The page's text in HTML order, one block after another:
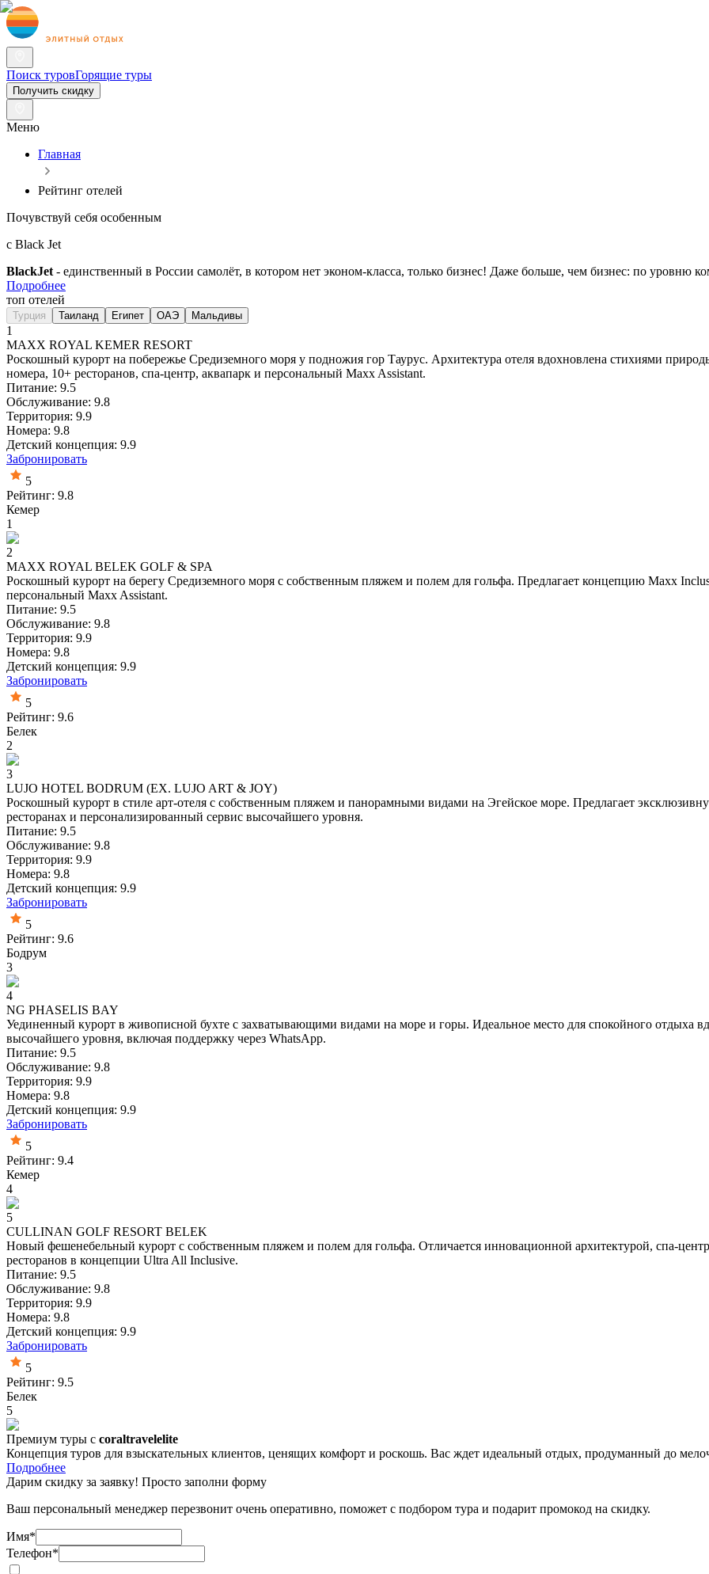
Поиск туровГорящие туры
Получить скидку
Меню
Главная
Рейтинг отелей
Почувствуй себя особенным
с Black Jet
BlackJet - единственный в России самолёт, в котором нет эконом-класса, только бизнес! Даже больше, чем бизнес: по уровню
Подробнее
топ отелей
Турция Таиланд Египет ОАЭ Мальдивы
1
MAXX ROYAL KEMER RESORT
Роскошный курорт на побережье Средиземного моря у подножия гор Таурус. Архитектура отеля вдохновлена стихиями
номера, 10+ ресторанов, спа-центр, аквапарк и персональный Maxx Assistant.
Питание: 9.5
Обслуживание: 9.8
Территория: 9.9
Номера: 9.8
Детский концепция: 9.9
Забронировать
5
Рейтинг: 9.8
Кемер
1
2
MAXX ROYAL BELEK GOLF & SPA
Роскошный курорт на берегу Средиземного моря с собственным пляжем и полем для гольфа. Предлагает концепцию Maxx
персональный Maxx Assistant.
Питание: 9.5
Обслуживание: 9.8
Территория: 9.9
Номера: 9.8
Детский концепция: 9.9
Забронировать
5
Рейтинг: 9.6
Белек
2
3
LUJO HOTEL BODRUM (EX. LUJO ART & JOY)
Роскошный курорт в стиле арт-отеля с собственным пляжем и панорамными видами на Эгейское море. Предлагает
ресторанах и персонализированный сервис высочайшего уровня.
Питание: 9.5
Обслуживание: 9.8
Территория: 9.9
Номера: 9.8
Детский концепция: 9.9
Забронировать
5
Рейтинг: 9.6
Бодрум
3
4
NG PHASELIS BAY
Уединенный курорт в живописной бухте с захватывающими видами на море и горы. Идеальное место для спокойного отдыха
высочайшего уровня, включая поддержку через WhatsApp.
Питание: 9.5
Обслуживание: 9.8
Территория: 9.9
Номера: 9.8
Детский концепция: 9.9
Забронировать
5
Рейтинг: 9.4
Кемер
4
5
CULLINAN GOLF RESORT BELEK
Новый фешенебельный курорт с собственным пляжем и полем для гольфа. Отличается инновационной архитектурой, спа-
ресторанов в концепции Ultra All Inclusive.
Питание: 9.5
Обслуживание: 9.8
Территория: 9.9
Номера: 9.8
Детский концепция: 9.9
Забронировать
5
Рейтинг: 9.5
Белек
5
Премиум туры с coraltravelelite
Концепция туров для взыскательных клиентов, ценящих комфорт и роскошь. Вас ждет идеальный отдых, продуманный до
Подробнее
Дарим скидку за заявку! Просто заполни форму
Ваш персональный менеджер перезвонит очень оперативно, поможет с подбором тура и подарит промокод на скидку.
Имя*
Телефон*